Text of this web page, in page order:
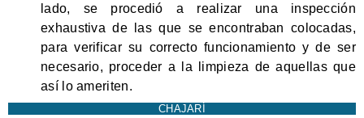
lado, se procedió a realizar una inspección
exhaustiva de las que se encontraban colocadas,
para verificar su correcto funcionamiento y de ser
necesario, proceder a la limpieza de aquellas que
así lo ameriten.
CHAJARÍ